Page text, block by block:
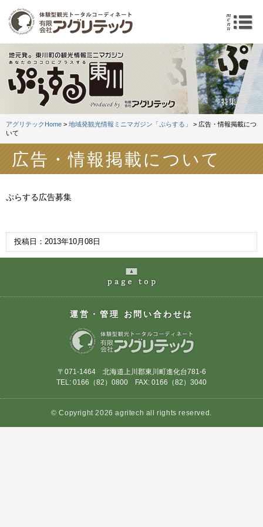
地域発観光情報ミニマガ
アグリテックHome > 地域発観光情報ミニマガジン「ぷらする」
> 広告・情報掲載につ
いて
広告・情報掲載について
ぷらする広告募集
投稿日：2013年10月08日
運営・管理 お問い合わせは
〒071-1464 北海道上川郡東川町進化台781-6
TEL: 0166（82）0800 FAX: 0166（82）3040
© Copyright 2026 agritech all rights reserved.